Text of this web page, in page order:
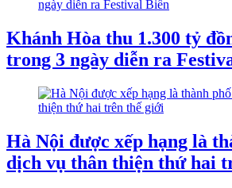
Khánh Hòa thu 1.300 tỷ
trong 3 ngày diễn ra
Hà Nội được xếp hạng là
dịch vụ thân thiện thứ hai